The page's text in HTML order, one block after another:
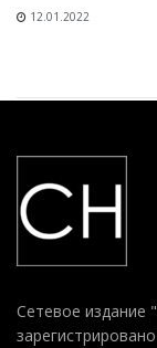
12.01.2022
Сетевое издание